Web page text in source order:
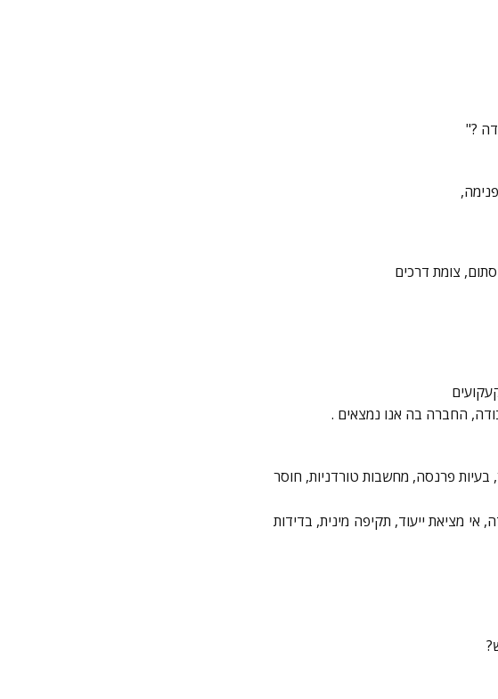
?"
צומת דרכים
החברה בה אנו נמצאים .
בעיות פרנסה, מחשבות טורדניות, חוסר
אי מציאת ייעוד, תקיפה מינית, בדידות